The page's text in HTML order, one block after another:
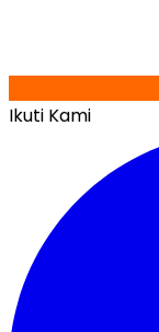
Ikuti Kami